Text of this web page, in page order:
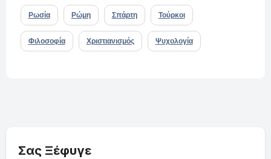
Ρωσία Ρώμη Σπάρτη Τούρκοι
Φιλοσοφία Χριστιανισμός Ψυχολογία
Σας Ξέφυγε